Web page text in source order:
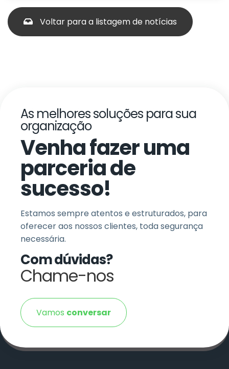
Voltar para a listagem de notícias
As melhores soluções para sua
organização
Venha fazer uma
parceria de
sucesso!
Estamos sempre atentos e estruturados, para
oferecer aos nossos clientes, toda segurança
necessária.
Com dúvidas?
Chame-nos
Vamos conversar